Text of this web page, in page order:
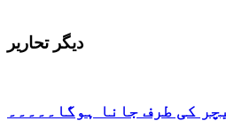
دیگر تحاریر
کی طرف جانا ہوگا۔۔۔۔۔